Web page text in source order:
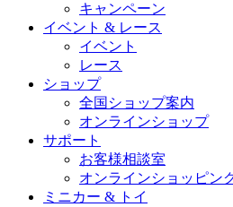
キャンペーン
イベント & レース
イベント
レース
ショップ
全国ショップ案内
オンラインショップ
サポート
お客様相談室
オンラインショッピン
ミニカー & トイ